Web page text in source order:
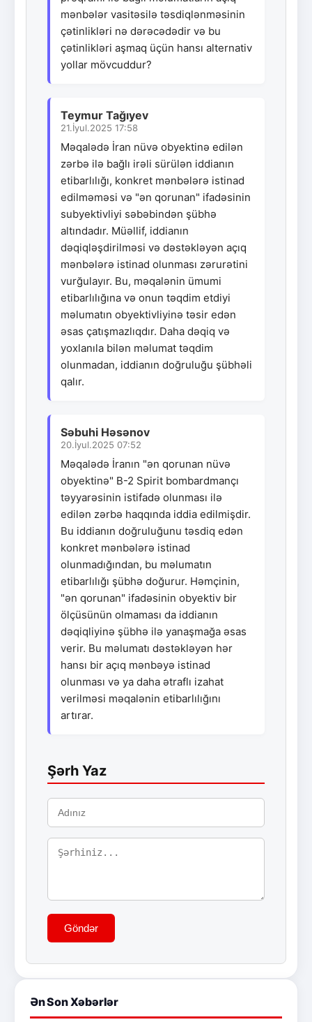
mənbələr vasitəsilə təsdiqlənməsinin
çətinlikləri nə dərəcədədir və bu
çətinlikləri aşmaq üçün hansı alternativ
yollar mövcuddur?
Teymur Tağıyev
21.İyul.2025 17:58
Məqalədə İran nüvə obyektinə edilən
zərbə ilə bağlı irəli sürülən iddianın
etibarlılığı, konkret mənbələrə istinad
edilməməsi və "ən qorunan" ifadəsinin
subyektivliyi səbəbindən şübhə
altındadır. Müəllif, iddianın
dəqiqləşdirilməsi və dəstəkləyən açıq
mənbələrə istinad olunması zərurətini
vurğulayır. Bu, məqalənin ümumi
etibarlılığına və onun təqdim etdiyi
məlumatın obyektivliyinə təsir edən
əsas çatışmazlıqdır. Daha dəqiq və
yoxlanıla bilən məlumat təqdim
olunmadan, iddianın doğruluğu şübhəli
qalır.
Səbuhi Həsənov
20.İyul.2025 07:52
Məqalədə İranın "ən qorunan nüvə
obyektinə" B-2 Spirit bombardmançı
təyyarəsinin istifadə olunması ilə
edilən zərbə haqqında iddia edilmişdir.
Bu iddianın doğruluğunu təsdiq edən
konkret mənbələrə istinad
olunmadığından, bu məlumatın
etibarlılığı şübhə doğurur. Həmçinin,
"ən qorunan" ifadəsinin obyektiv bir
ölçüsünün olmaması da iddianın
dəqiqliyinə şübhə ilə yanaşmağa əsas
verir. Bu məlumatı dəstəkləyən hər
hansı bir açıq mənbəyə istinad
olunması və ya daha ətraflı izahat
verilməsi məqalənin etibarlılığını
artırar.
Şərh Yaz
Göndər
Ən Son Xəbərlər